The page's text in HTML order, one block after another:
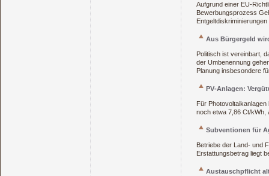
Aufgrund einer
Bewerbungsprozess
Aus Bürgergeld
Politisch ist vereinbart,
der Umbenennung
Planung insbesondere
PV‑Anlagen:
Für
noch etwa 7,86 Ct/kWh,
Subventionen für
Betriebe der Land‑ und
Erstattungsbetrag liegt
Austauschpflicht